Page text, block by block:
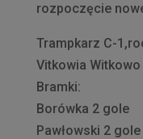
rozpoczęcie
Trampkarz C-
Vitkowia
Bramki:
Borówka 2 gole
Pawłowski 2 gole